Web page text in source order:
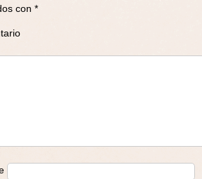
con *